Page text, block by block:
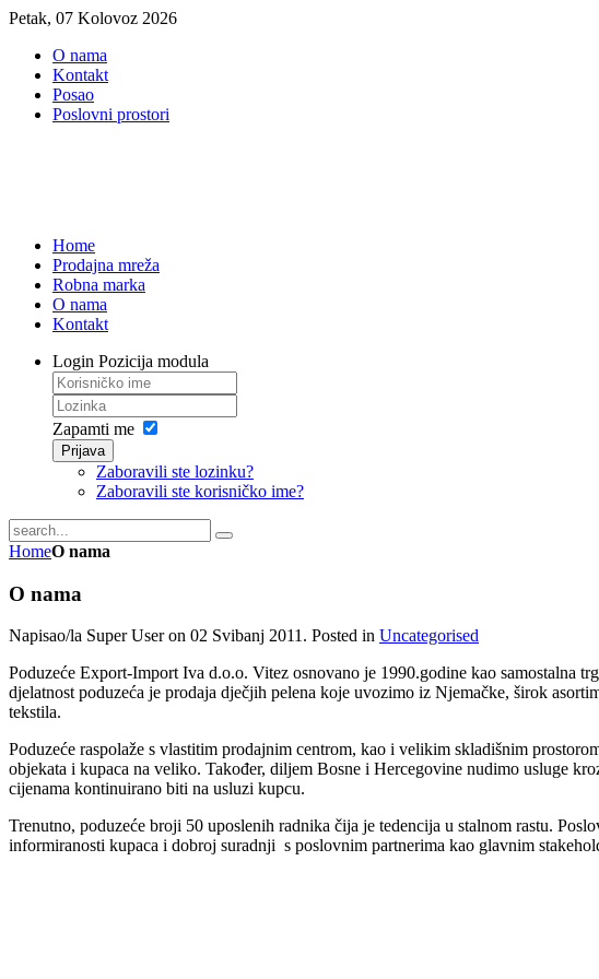
Petak, 07 Kolovoz 2026
O nama
Kontakt
Posao
Poslovni prostori
Home
Prodajna mreža
Robna marka
O nama
Kontakt
Login Pozicija modula
Zapamti me
Prijava
Zaboravili ste lozinku?
Zaboravili ste korisničko ime?
HomeO nama
O nama
Napisao/la Super User on 02 Svibanj 2011. Posted in Uncategorised
Poduzeće Export-Import Iva d.o.o. Vitez osnovano je 1990.godine kao samostalna
djelatnost poduzeća je prodaja dječjih pelena koje uvozimo iz Njemačke, širok
tekstila.
Poduzeće raspolaže s vlastitim prodajnim centrom, kao i velikim skladišnim
objekata i kupaca na veliko. Također, diljem Bosne i Hercegovine nudimo usluge
cijenama kontinuirano biti na usluzi kupcu.
Trenutno, poduzeće broji 50 uposlenih radnika čija je tedencija u stalnom rastu.
informiranosti kupaca i dobroj suradnji s poslovnim partnerima kao glavnim